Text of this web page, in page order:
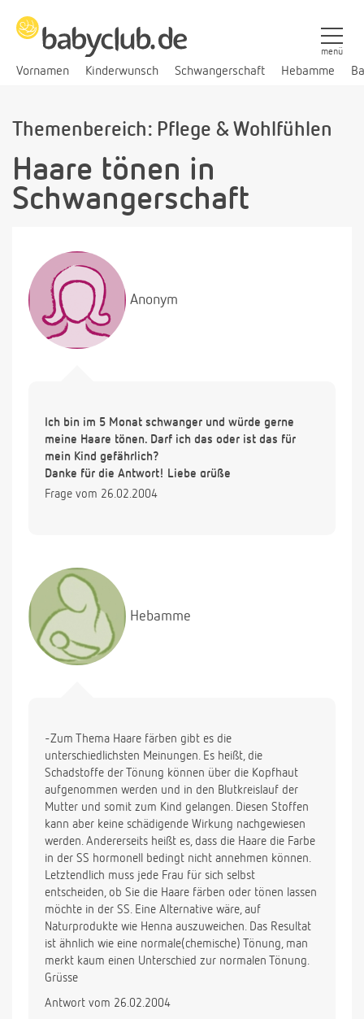
Vornamen Kinderwunsch Schwangerschaft Hebamme
menü
Themenbereich: Pflege & Wohlfühlen
Haare tönen in
Schwangerschaft
Anonym
Ich bin im 5 Monat schwanger und würde gerne
meine Haare tönen. Darf ich das oder ist das für
mein Kind gefährlich?
Danke für die Antwort! Liebe grüße
Frage vom 26.02.2004
Hebamme
-Zum Thema Haare färben gibt es die
unterschiedlichsten Meinungen. Es heißt, die
Schadstoffe der Tönung können über die Kopfhaut
aufgenommen werden und in den Blutkreislauf der
Mutter und somit zum Kind gelangen. Diesen Stoffen
kann aber keine schädigende Wirkung nachgewiesen
werden. Andererseits heißt es, dass die Haare die Farbe
in der SS hormonell bedingt nicht annehmen können.
Letztendlich muss jede Frau für sich selbst
entscheiden, ob Sie die Haare färben oder tönen lassen
möchte in der SS. Eine Alternative wäre, auf
Naturprodukte wie Henna auszuweichen. Das Resultat
ist ähnlich wie eine normale(chemische) Tönung, man
merkt kaum einen Unterschied zur normalen Tönung.
Grüsse
Antwort vom 26.02.2004